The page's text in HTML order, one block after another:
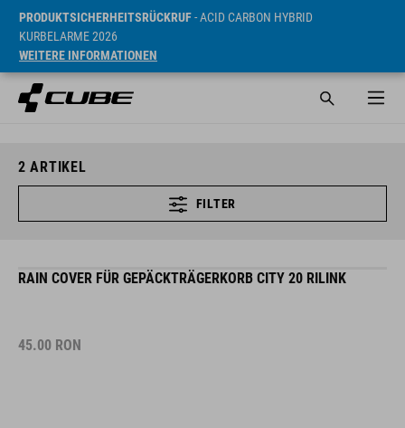
PRODUKTSICHERHEITSRÜCKRUF- ACID CARBON HYBRID
KURBELARME 2026
WEITERE INFORMATIONEN
2 ARTIKEL
FILTER
RAIN COVER FÜR GEPÄCKTRÄGERKORB CITY 20 RILINK
45.00 RON